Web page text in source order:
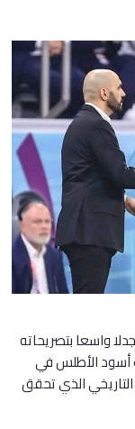
واسعا بتصريحاته
الأطلس في
التاريخي الذي تحقق